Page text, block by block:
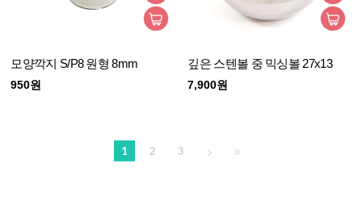
모양깍지 S/P8 원형 8mm
950원
깊은 스텐볼 중 믹싱볼 27x13
7,900원
1 2 3